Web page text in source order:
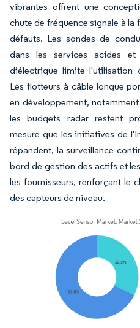
vibrantes offrent une
chute de fréquence signale à la
défauts. Les sondes de
dans les services acides et
diélectrique limite l'utilisation
Les flotteurs à câble longue
en développement,
les budgets radar restent
mesure que les initiatives de
répandent, la surveillance
bord de gestion des actifs et
les fournisseurs, renforçant le
des capteurs de niveau.